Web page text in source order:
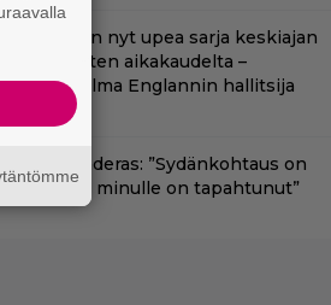
on nyt upea sarja keskiajan
aikakaudelta –
julma Englannin hallitsija
VIII
Banderas: ”Sydänkohtaus on
mitä minulle on tapahtunut”